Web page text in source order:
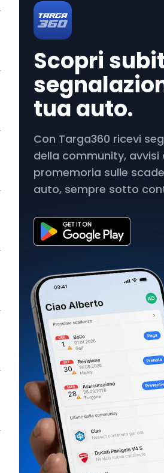
Scopri
tua auto.
Con Targa360 ricevi
della community, avvisi
promemoria sulle
auto, sempre sotto